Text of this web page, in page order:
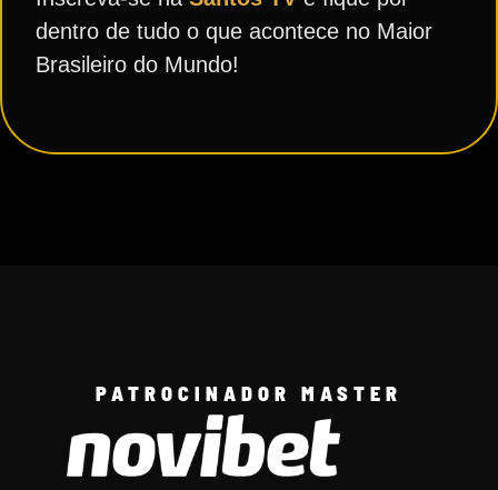
dentro de tudo o que acontece no Maior
Brasileiro do Mundo!
PATROCINADOR MASTER